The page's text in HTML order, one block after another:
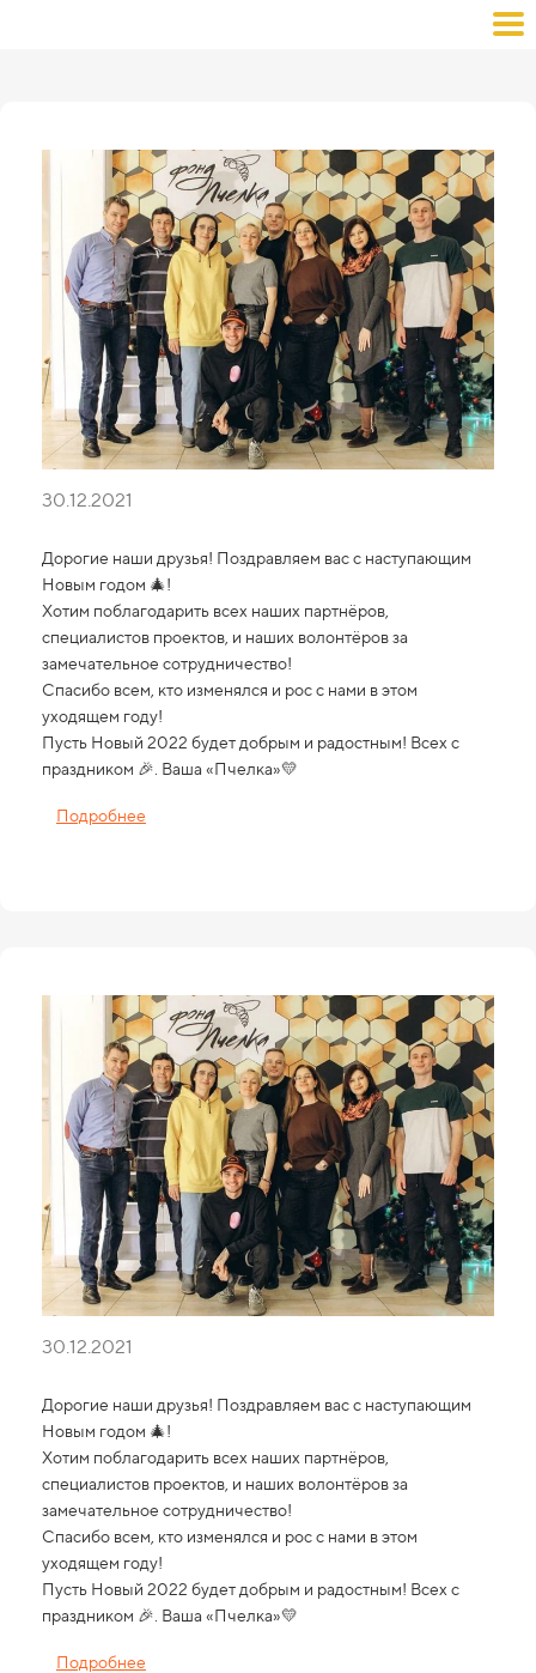
30.12.2021
Дорогие наши друзья! Поздравляем вас с наступающим
Новым годом 🎄!
Хотим поблагодарить всех наших партнёров,
специалистов проектов, и наших волонтёров за
замечательное сотрудничество!
Спасибо всем, кто изменялся и рос с нами в этом
уходящем году!
Пусть Новый 2022 будет добрым и радостным! Всех с
праздником 🎉. Ваша «Пчелка»💛
Подробнее
30.12.2021
Дорогие наши друзья! Поздравляем вас с наступающим
Новым годом 🎄!
Хотим поблагодарить всех наших партнёров,
специалистов проектов, и наших волонтёров за
замечательное сотрудничество!
Спасибо всем, кто изменялся и рос с нами в этом
уходящем году!
Пусть Новый 2022 будет добрым и радостным! Всех с
праздником 🎉. Ваша «Пчелка»💛
Подробнее